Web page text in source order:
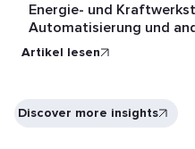
Energie- und
Automatisierung und
verändern die Branche
Artikel lesen
Discover more insights